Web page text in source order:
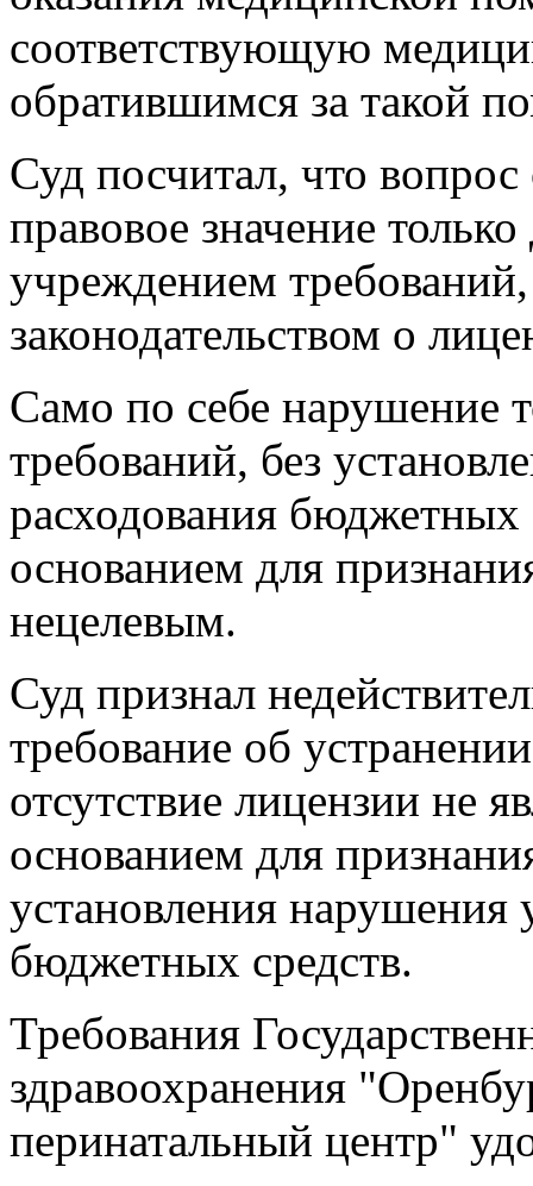
соответствующую
обратившимся за такой
Суд посчитал, что
правовое значение
учреждением
законодательством о
Само по себе нарушение
требований, без
расходования бюджетных
основанием для
нецелевым.
Суд признал
требование об
отсутствие лицензии не
основанием для
установления нарушения
бюджетных средств.
Требования
здравоохранения
перинатальный центр"